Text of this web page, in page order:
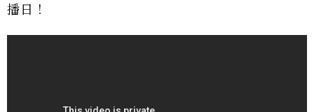
播日！